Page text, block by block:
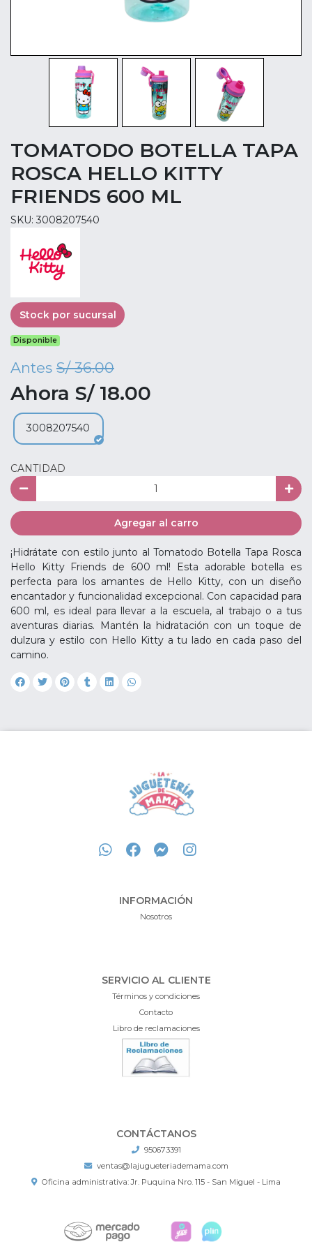
TOMATODO BOTELLA TAPA
ROSCA HELLO KITTY
FRIENDS 600 ML
SKU: 3008207540
Stock por sucursal
Disponible
Antes S/ 36.00
Ahora S/ 18.00
3008207540
CANTIDAD
Agregar al carro
¡Hidrátate con estilo junto al Tomatodo Botella Tapa Rosca
Hello Kitty Friends de 600 ml! Esta adorable botella es
perfecta para los amantes de Hello Kitty, con un diseño
encantador y funcionalidad excepcional. Con capacidad para
600 ml, es ideal para llevar a la escuela, al trabajo o a tus
aventuras diarias. Mantén la hidratación con un toque de
dulzura y estilo con Hello Kitty a tu lado en cada paso del
camino.
INFORMACIÓN
Nosotros
SERVICIO AL CLIENTE
Términos y condiciones
Contacto
Libro de reclamaciones
CONTÁCTANOS
950673391
ventas@lajugueteriademama.com
Oficina administrativa: Jr. Puquina Nro. 115 - San Miguel - Lima